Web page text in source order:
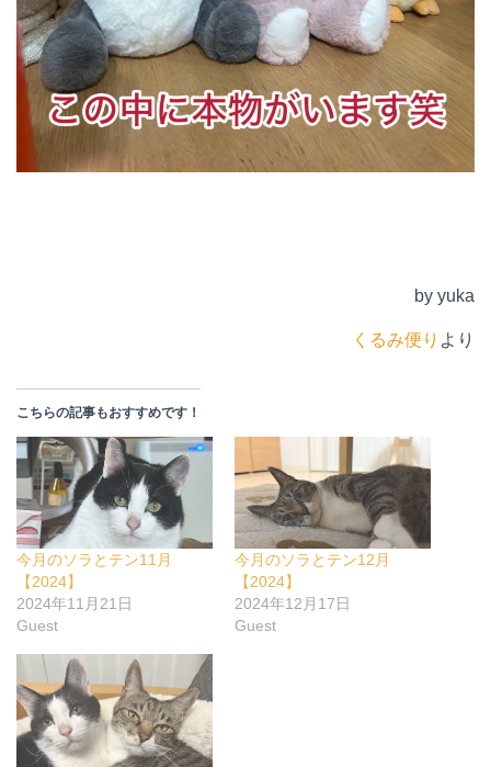
by yuka
くるみ便り より
こちらの記事もおすすめです！
今月のソラとテン11月
【2024】
2024年11月21日
Guest
今月のソラとテン12月
【2024】
2024年12月17日
Guest